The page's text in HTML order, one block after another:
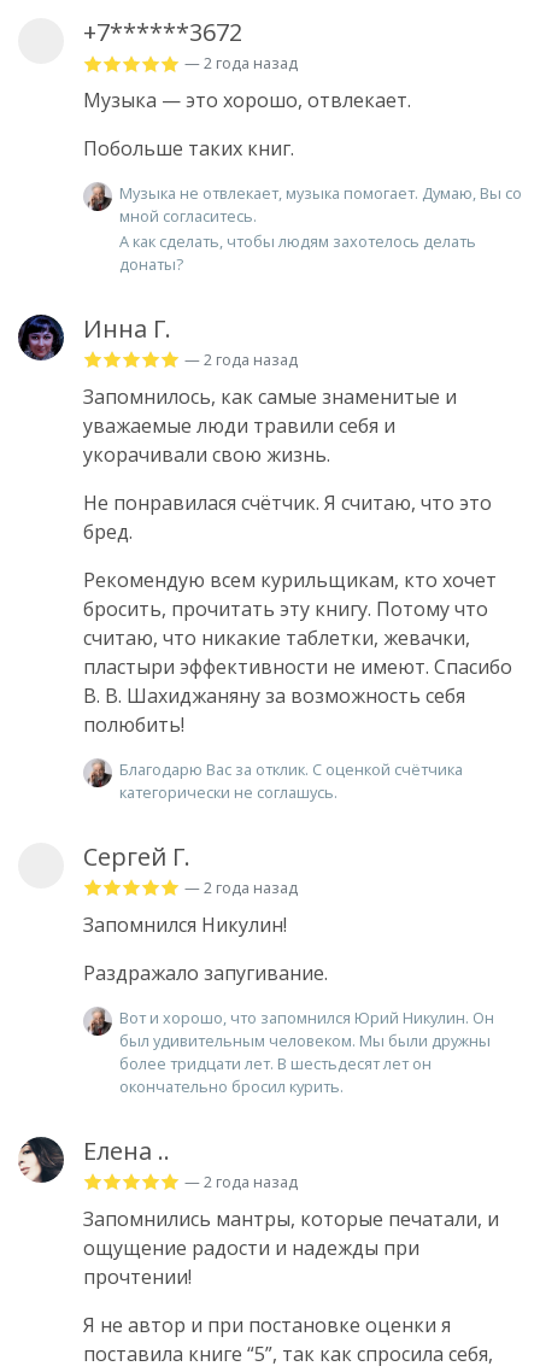
+7******3672
— 2 года назад
Музыка — это хорошо, отвлекает.
Побольше таких книг.
Музыка не отвлекает, музыка помогает. Думаю, Вы со
мной согласитесь.
А как сделать, чтобы людям захотелось делать
донаты?
Инна Г.
— 2 года назад
Запомнилось, как самые знаменитые и
уважаемые люди травили себя и
укорачивали свою жизнь.
Не понравилася счётчик. Я считаю, что это
бред.
Рекомендую всем курильщикам, кто хочет
бросить, прочитать эту книгу. Потому что
считаю, что никакие таблетки, жевачки,
пластыри эффективности не имеют. Спасибо
В. В. Шахиджаняну за возможность себя
полюбить!
Благодарю Вас за отклик. С оценкой счётчика
категорически не соглашусь.
Сергей Г.
— 2 года назад
Запомнился Никулин!
Раздражало запугивание.
Вот и хорошо, что запомнился Юрий Никулин. Он
был удивительным человеком. Мы были дружны
более тридцати лет. В шестьдесят лет он
окончательно бросил курить.
Елена ..
— 2 года назад
Запомнились мантры, которые печатали, и
ощущение радости и надежды при
прочтении!
Я не автор и при постановке оценки я
поставила книге “5”, так как спросила себя,